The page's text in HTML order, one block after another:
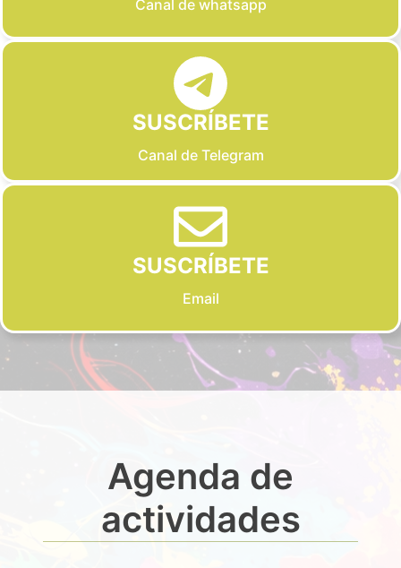
Canal de whatsapp
SUSCRÍBETE
Canal de Telegram
SUSCRÍBETE
Email
Agenda de
actividades